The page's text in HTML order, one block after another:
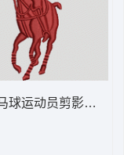
polo
球运动员剪影 保罗